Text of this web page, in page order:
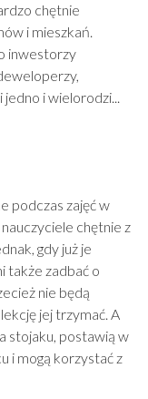
chętnie
i mieszkań.
inwestorzy
i wielorodzi...
podczas zajęć w
chętnie z
gdy już je
także zadbać o
nie będą
jej trzymać. A
stojaku, postawią w
i mogą korzystać z